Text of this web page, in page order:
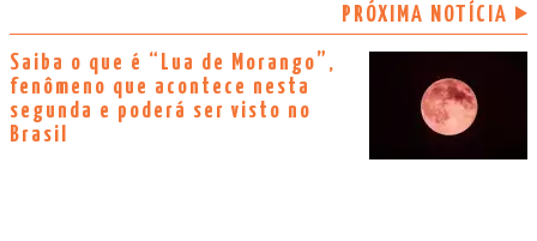
PRÓXIMA NOTÍCIA
Saiba o que é “Lua de Morango”,
fenômeno que acontece nesta
segunda e poderá ser visto no
Brasil